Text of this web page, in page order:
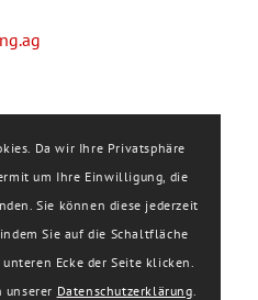
Da wir Ihre Privatsphäre
um Ihre Einwilligung, die
Sie können diese jederzeit
Sie auf die Schaltfläche
Ecke der Seite klicken.
unserer Datenschutzerklärung